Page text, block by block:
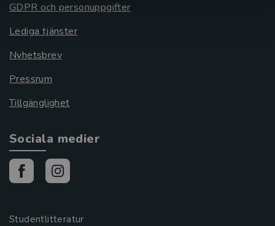
GDPR och personuppgifter
Lediga tjänster
Nyhetsbrev
Pressrum
Tillgänglighet
Sociala medier
Studentlitteratur